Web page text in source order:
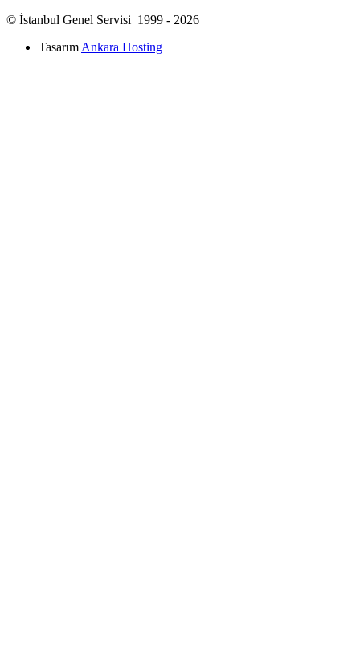
© İstanbul Genel Servisi 1999 - 2026
Tasarım Ankara Hosting